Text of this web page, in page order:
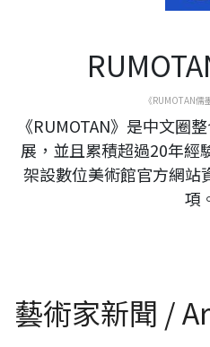
《RUMOTAN
《RUMOTAN》是中文圈
展，並且累積超過20年經
架設數位美術館官方網站
項
藝術家新聞 /